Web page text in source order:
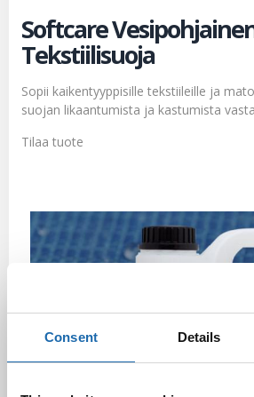
Consent Details
Softcare
Tekstiilisuoja
Sopii kaikentyyppisille tekstiileille ja
suojan likaantumista ja kastumista
Tilaa tuote